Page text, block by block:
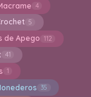
4
5
de Apego 112
41
1
35